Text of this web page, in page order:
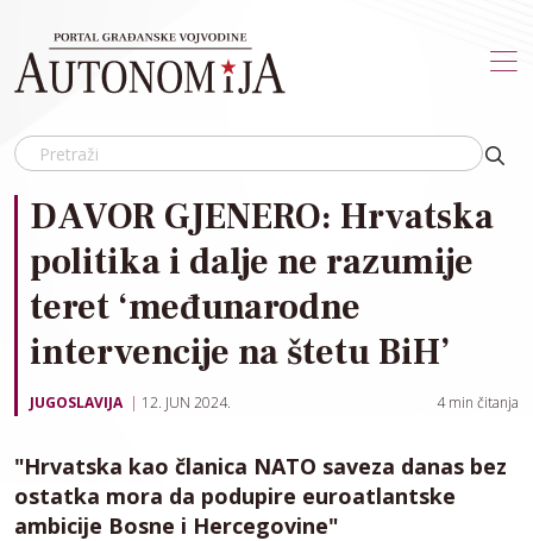
DAVOR GJENERO: Hrvatska
politika i dalje ne razumije
teret ‘međunarodne
intervencije na štetu BiH’
JUGOSLAVIJA 12. JUN 2024. 4 min čitanja
"Hrvatska kao članica NATO saveza danas bez
ostatka mora da podupire euroatlantske
ambicije Bosne i Hercegovine"